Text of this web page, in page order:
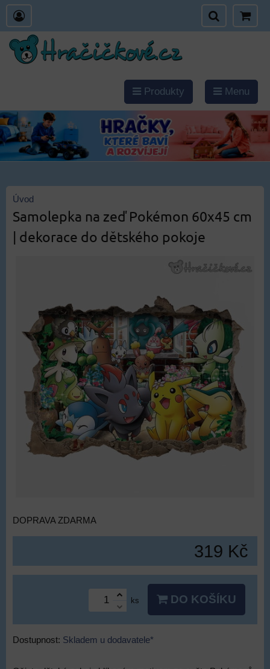
Produkty Menu
Úvod
Samolepka na zeď Pokémon 60x45 cm
| dekorace do dětského pokoje
DOPRAVA ZDARMA
319 Kč
ks DO KOŠÍKU
Dostupnost: Skladem u dodavatele*